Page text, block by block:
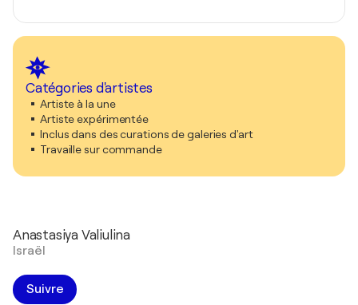
Catégories d'artistes
Artiste à la une
Artiste expérimentée
Inclus dans des curations de galeries d'art
Travaille sur commande
Anastasiya Valiulina
Israël
Suivre